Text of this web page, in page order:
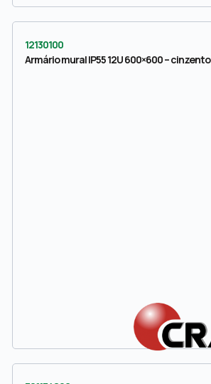
12130100
Armário mural IP55 12U 600×600 – cinzento